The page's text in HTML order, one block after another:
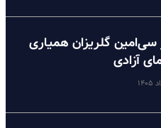
سی‌امین گلریزان همیاری
آزادی